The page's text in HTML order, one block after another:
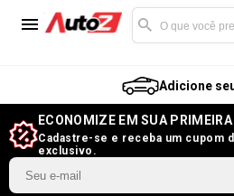
Adicione
ECONOMIZE EM SUA
Cadastre-se e receba um cupom
exclusivo.